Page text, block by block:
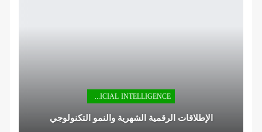
ARTIFICIAL INTELLIGENCE
الإطلاقات الرقمية الشهرية والنمو التكنولوجي